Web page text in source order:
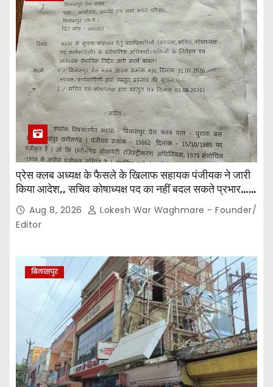
प्रेस क्लब अध्यक्ष के फैसले के खिलाफ सहायक पंजीयक ने जारी
किया आदेश,, सचिव कोषाध्यक्ष पद का नहीं बदल सकते प्रभार…
पदाधिकारियों के बीच विवाद अब प्रशासनिक जांच और नियमों की
कसौटी तक पहुंचा…
Aug 8, 2026
Lokesh War Waghmare - Founder/
Editor
बिलासपुर